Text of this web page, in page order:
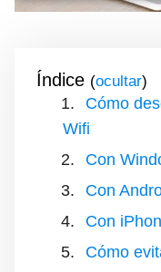
Índice ( )
Cómo
Wifi
Con
Con
Con
Cómo